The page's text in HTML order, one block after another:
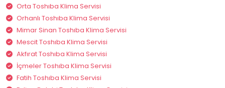
Orta Toshıba Klima Servisi
Orhanlı Toshıba Klima Servisi
Mimar Sinan Toshıba Klima Servisi
Mescit Toshıba Klima Servisi
Akfırat Toshıba Klima Servisi
İçmeler Toshıba Klima Servisi
Fatih Toshıba Klima Servisi